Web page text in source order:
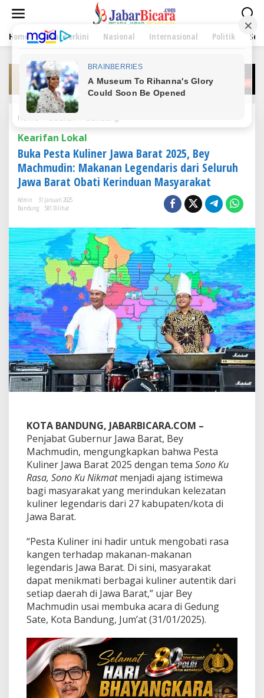
t
Home Jabar Terkini Nasional Internasional Politik
Home Daerah Bandung
u
a
P
e
s
i
e
r
J
a
w
a
B
a
r
a
t
2
0
B
e
y
M
a
c
h
i
n
:
M
a
k
a
n
a
n
L
e
g
e
n
Kearifan Lokal
Buka Pesta Kuliner Jawa Barat 2025, Bey
Machmudin: Makanan Legendaris dari Seluruh
Jawa Barat Obati Kerinduan Masyarakat
Admin
31 Januari 2025
Bandung
581 Dilihat
KOTA BANDUNG, JABARBICARA.COM –
Penjabat Gubernur Jawa Barat, Bey
Machmudin, mengungkapkan bahwa Pesta
Kuliner Jawa Barat 2025 dengan tema Sono Ku
Rasa, Sono Ku Nikmatmenjadi ajang istimewa
bagi masyarakat yang merindukan kelezatan
kuliner legendaris dari 27 kabupaten/kota di
Jawa Barat.
“Pesta Kuliner ini hadir untuk mengobati rasa
kangen terhadap makanan-makanan
legendaris Jawa Barat. Di sini, masyarakat
dapat menikmati berbagai kuliner autentik dari
setiap daerah di Jawa Barat,” ujar Bey
Machmudin usai membuka acara di Gedung
Sate, Kota Bandung, Jum’at (31/01/2025).